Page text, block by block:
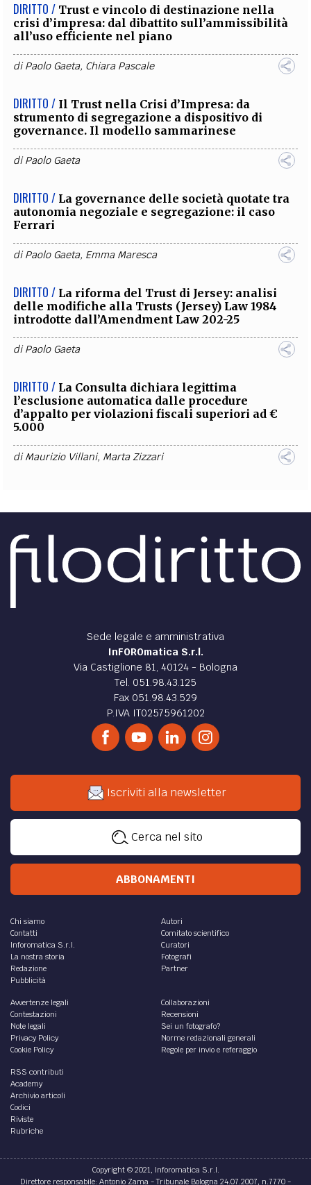
DIRITTO / Trust e vincolo di destinazione nella
crisi d’impresa: dal dibattito sull’ammissibilità
all’uso efficiente nel piano
diPaolo Gaeta, Chiara Pascale
DIRITTO / Il Trust nella Crisi d’Impresa: da
strumento di segregazione a dispositivo di
governance. Il modello sammarinese
diPaolo Gaeta
DIRITTO / La governance delle società quotate tra
autonomia negoziale e segregazione: il caso
Ferrari
diPaolo Gaeta, Emma Maresca
DIRITTO / La riforma del Trust di Jersey: analisi
delle modifiche alla Trusts (Jersey) Law 1984
introdotte dall’Amendment Law 202-25
diPaolo Gaeta
DIRITTO / La Consulta dichiara legittima
l’esclusione automatica dalle procedure
d’appalto per violazioni fiscali superiori ad €
5.000
diMaurizio Villani, Marta Zizzari
Sede legale e amministrativa
InFOROmatica S.r.l.
Via Castiglione 81, 40124 - Bologna
Tel. 051.98.43.125
Fax 051.98.43.529
P.IVA IT02575961202
Iscriviti alla newsletter
Cerca nel sito
ABBONAMENTI
Chi siamo
Contatti
Inforomatica S.r.l.
La nostra storia
Redazione
Pubblicità
Autori
Comitato scientifico
Curatori
Fotografi
Partner
Avvertenze legali
Contestazioni
Note legali
Privacy Policy
Cookie Policy
Collaborazioni
Recensioni
Sei un fotografo?
Norme redazionali generali
Regole per invio e referaggio
RSS contributi
Academy
Archivio articoli
Codici
Riviste
Rubriche
Copyright © 2021, Inforomatica S.r.l.
Direttore responsabile: Antonio Zama - Tribunale Bologna 24.07.2007, n.7770 -